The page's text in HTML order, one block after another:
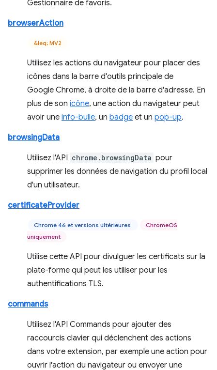
Gestionnaire de favoris.
browserAction
&leq; MV2
Utilisez les actions du navigateur pour placer des
icônes dans la barre d'outils principale de
Google Chrome, à droite de la barre d'adresse. En
plus de son icône, une action du navigateur peut
avoir une info-bulle, un badge et un pop-up.
browsingData
Utilisez l'API chrome.browsingData pour
supprimer les données de navigation du profil local
d'un utilisateur.
certificateProvider
Chrome 46 et versions ultérieures
ChromeOS
uniquement
Utilise cette API pour divulguer les certificats sur la
plate-forme qui peut les utiliser pour les
authentifications TLS.
commands
Utilisez l'API Commands pour ajouter des
raccourcis clavier qui déclenchent des actions
dans votre extension, par exemple une action pour
ouvrir l'action du navigateur ou envoyer une